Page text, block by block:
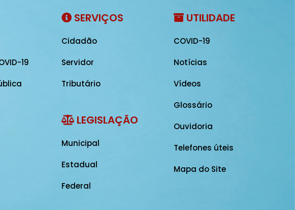
19
SERVIÇOS
Cidadão
Servidor
Tributário
LEGISLAÇÃO
Municipal
Estadual
Federal
UTILIDADE
COVID-19
Notícias
Vídeos
Glossário
Ouvidoria
Telefones úteis
Mapa do Site